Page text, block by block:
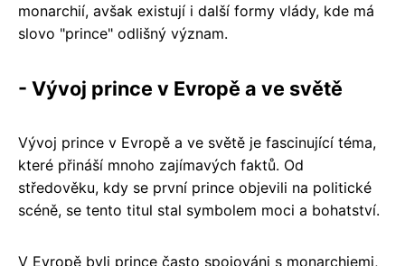
monarchií, avšak existují i další formy vlády, kde má
slovo "prince" odlišný význam.
- Vývoj prince v Evropě a ve světě
Vývoj prince v Evropě a ve světě je fascinující téma,
které přináší mnoho zajímavých faktů. Od
středověku, kdy se první prince objevili na politické
scéně, se tento titul stal symbolem moci a bohatství.
V Evropě byli prince často spojováni s monarchiemi,